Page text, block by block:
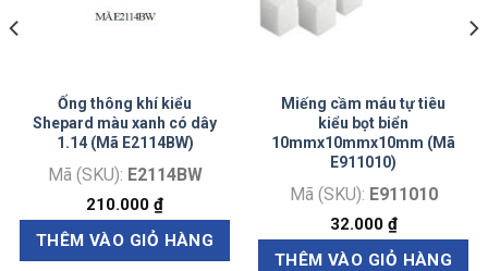
Ống thông khí kiểu
Shepard màu xanh có dây
1.14 (Mã E2114BW)
Mã (SKU): E2114BW
210.000 ₫
THÊM VÀO GIỎ HÀNG
Miếng cầm máu tự tiêu
kiểu bọt biển
10mmx10mmx10mm (Mã
E911010)
Mã (SKU): E911010
32.000 ₫
THÊM VÀO GIỎ HÀNG